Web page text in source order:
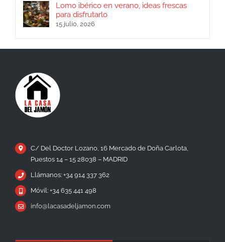
Lomo ibérico en verano, ideas frescas
para disfrutarlo
15 julio, 2026
C/ Del Doctor Lozano, 16 Mercado de Doña Carlota,
Puestos 14 – 15 28038 – MADRID
Llámanos: +34 914 337 362
Móvil: +34 635 441 498
info@lacasadeljamon.com